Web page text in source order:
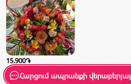
15.900֏
Հարցում ապրանքի վերաբերյալ